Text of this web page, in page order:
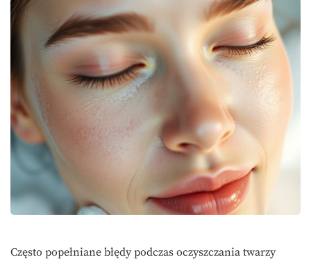
Często popełniane błędy podczas oczyszczania twarzy